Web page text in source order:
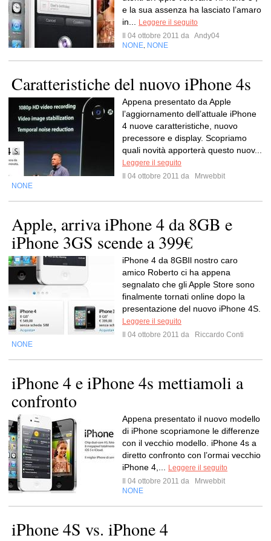
e la sua assenza ha lasciato l’amaro
in...
Leggere il seguito
Il 04 ottobre 2011 da Andy04
NONE NONE
Caratteristiche del nuovo iPhone 4s
Appena presentato da Apple
l’aggiornamento dell’attuale iPhone
4 nuove caratteristiche, nuovo
precessore e display. Scopriamo
quali novità apporterà questo nuov...
Leggere il seguito
Il 04 ottobre 2011 da
Mrwebbit
NONE
Apple, arriva iPhone 4 da 8GB e
iPhone 3GS scende a 399€
iPhone 4 da 8GBIl nostro caro
amico Roberto ci ha appena
segnalato che gli Apple Store sono
finalmente tornati online dopo la
presentazione del nuovo iPhone 4S.
Leggere il seguito
Il 04 ottobre 2011 da
Riccardo Conti
NONE
iPhone 4 e iPhone 4s mettiamoli a
confronto
Appena presentato il nuovo modello
di iPhone scopriamone le differenze
con il vecchio modello. iPhone 4s a
diretto confronto con l’ormai vecchio
iPhone 4,...
Leggere il seguito
Il 04 ottobre 2011 da
Mrwebbit
NONE
iPhone 4S vs. iPhone 4